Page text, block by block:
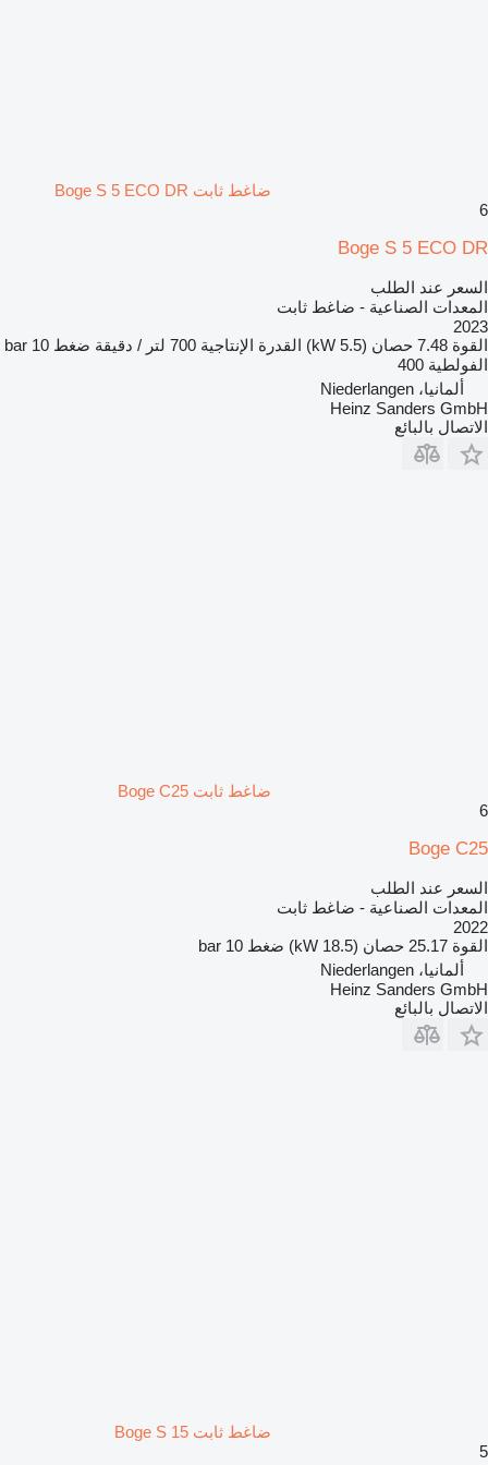
ضاغط ثابت Boge S 5 ECO DR
6
Boge S 5 ECO DR
السعر عند الطلب
المعدات الصناعية - ضاغط ثابت
2023
القوة 7.48 حصان (5.5 kW) القدرة الإنتاجية 700 لتر / دقيقة ضغط 10 bar
الفولطية 400
ألمانيا، Niederlangen
Heinz Sanders GmbH
الاتصال بالبائع
ضاغط ثابت Boge C25
6
Boge C25
السعر عند الطلب
المعدات الصناعية - ضاغط ثابت
2022
القوة 25.17 حصان (18.5 kW) ضغط 10 bar
ألمانيا، Niederlangen
Heinz Sanders GmbH
الاتصال بالبائع
ضاغط ثابت Boge S 15
5